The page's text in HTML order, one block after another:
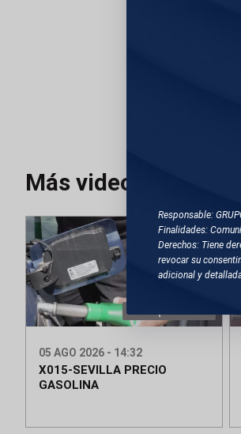
Responsable:
Finalidades:
Derechos: Tiene
revocar su
adicional y
Más videos
05 AGO 2026 - 14:32
X015-SEVILLA PRECIO
GASOLINA